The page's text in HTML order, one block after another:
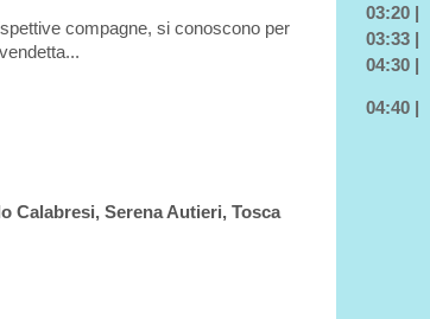
compagne, si conoscono per
Calabresi, Serena Autieri, Tosca
03:20 |
03:33 |
04:30 |
04:40 |